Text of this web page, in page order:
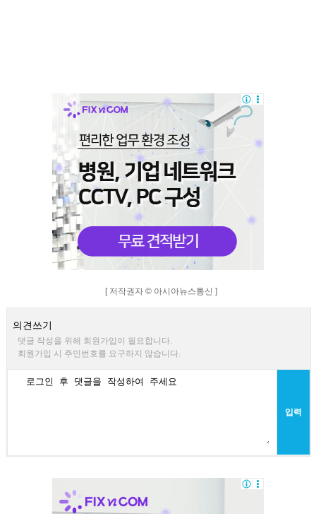
[ 저작권자 © 아시아뉴스통신 ]
의견쓰기
댓글 작성을 위해 회원가입이 필요합니다.
회원가입 시 주민번호를 요구하지 않습니다.
입력